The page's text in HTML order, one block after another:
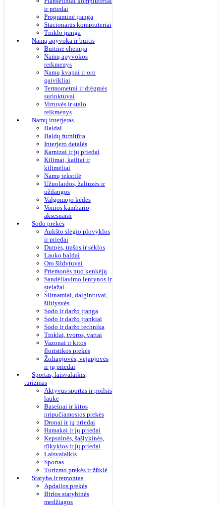
ir priedai
Programinė įranga
Stacionarūs kompiuteriai
Tinklo įranga
Namų apyvoka ir buitis
Buitinė chemija
Namų apyvokos
reikmenys
Namų kvapai ir oro
gaivikliai
Termometrai ir drėgmės
surinktuvai
Virtuvės ir stalo
reikmenys
Namų interjeras
Baldai
Baldų furnitūra
Interjero detalės
Karnizai ir jų priedai
Kilimai, kailiai ir
kilimėliai
Namų tekstilė
Užuolaidos, žaliuzės ir
uždangos
Valgomojo kėdės
Vonios kambario
aksesuarai
Sodo prekės
Aukšto slėgio plovyklos
ir priedai
Durpės, trąšos ir sėklos
Lauko baldai
Oro šildytuvai
Priemonės nuo kenkėjų
Sandėliavimo lentynos ir
stelažai
Šiltnamiai, daigintuvai,
šiltlysvės
Sodo ir daržo įranga
Sodo ir daržo įrankiai
Sodo ir daržo technika
Tinklai, tvoros, vartai
Vazonai ir kitos
floristikos prekės
Žoliapjovės, vejapjovės
ir jų priedai
Sportas, laisvalaikis,
turizmas
Aktyvus sportas ir poilsis
lauke
Baseinai ir kitos
pripučiamosios prekės
Dronai ir jų priedai
Hamakai ir jų priedai
Kepsninės, šašlykinės,
rūkyklos ir jų priedai
Laisvalaikis
Sportas
Turizmo prekės ir žūklė
Statyba ir remontas
Apdailos prekės
Birios statybinės
medžiagos